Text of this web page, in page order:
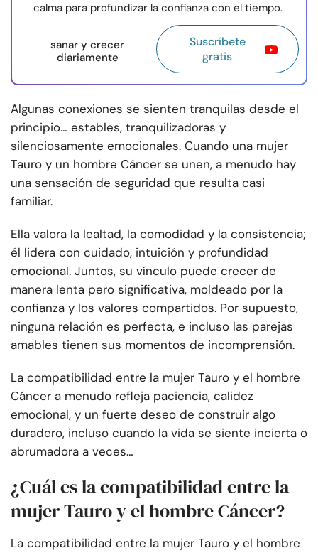
calma para profundizar la confianza con el tiempo.
sanar y crecer
diariamente
Suscríbete
gratis
Algunas conexiones se sienten tranquilas desde el
principio… estables, tranquilizadoras y
silenciosamente emocionales. Cuando una mujer
Tauro y un hombre Cáncer se unen, a menudo hay
una sensación de seguridad que resulta casi
familiar.
Ella valora la lealtad, la comodidad y la consistencia;
él lidera con cuidado, intuición y profundidad
emocional. Juntos, su vínculo puede crecer de
manera lenta pero significativa, moldeado por la
confianza y los valores compartidos. Por supuesto,
ninguna relación es perfecta, e incluso las parejas
amables tienen sus momentos de incomprensión.
La compatibilidad entre la mujer Tauro y el hombre
Cáncer a menudo refleja paciencia, calidez
emocional, y un fuerte deseo de construir algo
duradero, incluso cuando la vida se siente incierta o
abrumadora a veces…
¿Cuál es la compatibilidad entre la
mujer Tauro y el hombre Cáncer?
La compatibilidad entre la mujer Tauro y el hombre